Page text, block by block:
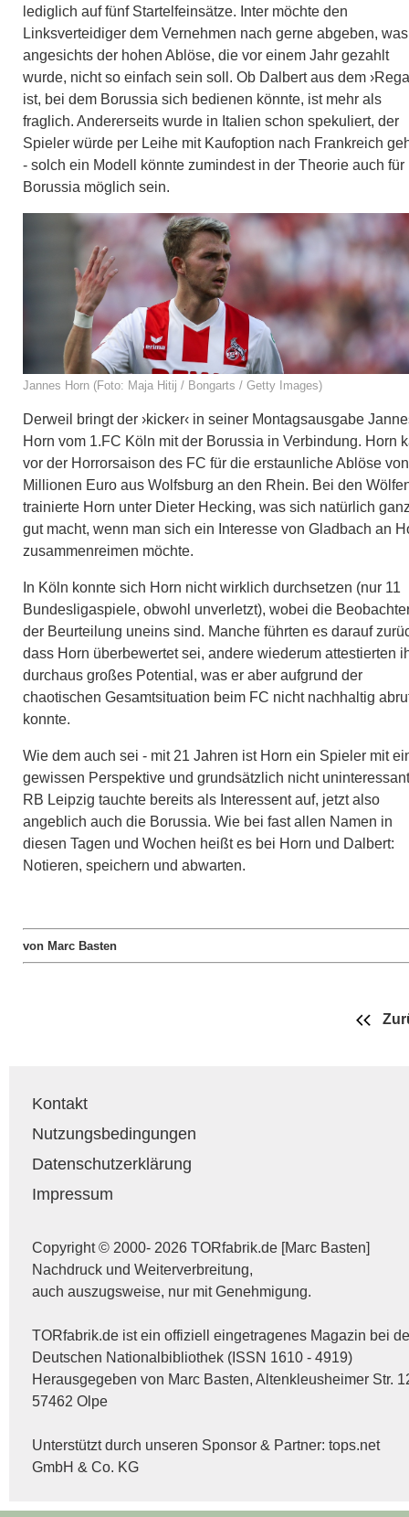
lediglich auf fünf Startelfeinsätze. Inter möchte den
Linksverteidiger dem Vernehmen nach gerne abgeben, was
angesichts der hohen Ablöse, die vor einem Jahr gezahlt
wurde, nicht so einfach sein soll. Ob Dalbert aus dem
ist, bei dem Borussia sich bedienen könnte, ist mehr als
fraglich. Andererseits wurde in Italien schon spekuliert, der
Spieler würde per Leihe mit Kaufoption nach Frankreich
- solch ein Modell könnte zumindest in der Theorie auch für
Borussia möglich sein.
Jannes Horn (Foto: Maja Hitij / Bongarts / Getty Images)
Derweil bringt der ›kicker‹ in seiner Montagsausgabe
Horn vom 1.FC Köln mit der Borussia in Verbindung. Horn
vor der Horrorsaison des FC für die erstaunliche Ablöse
Millionen Euro aus Wolfsburg an den Rhein. Bei den
trainierte Horn unter Dieter Hecking, was sich natürlich
gut macht, wenn man sich ein Interesse von Gladbach an
zusammenreimen möchte.
In Köln konnte sich Horn nicht wirklich durchsetzen (nur 11
Bundesligaspiele, obwohl unverletzt), wobei die
der Beurteilung uneins sind. Manche führten es darauf
dass Horn überbewertet sei, andere wiederum attestierten
durchaus großes Potential, was er aber aufgrund der
chaotischen Gesamtsituation beim FC nicht nachhaltig
konnte.
Wie dem auch sei - mit 21 Jahren ist Horn ein Spieler mit
gewissen Perspektive und grundsätzlich nicht
RB Leipzig tauchte bereits als Interessent auf, jetzt also
angeblich auch die Borussia. Wie bei fast allen Namen in
diesen Tagen und Wochen heißt es bei Horn und Dalbert:
Notieren, speichern und abwarten.
von Marc Basten
Kontakt
Nutzungsbedingungen
Datenschutzerklärung
Impressum
Copyright © 2000- 2026 TORfabrik.de [Marc Basten]
Nachdruck und Weiterverbreitung,
auch auszugsweise, nur mit Genehmigung.
TORfabrik.de ist ein offiziell eingetragenes Magazin bei
Deutschen Nationalbibliothek (ISSN 1610 - 4919)
Herausgegeben von Marc Basten, Altenkleusheimer Str.
57462 Olpe
Unterstützt durch unseren Sponsor & Partner: tops.net
GmbH & Co. KG